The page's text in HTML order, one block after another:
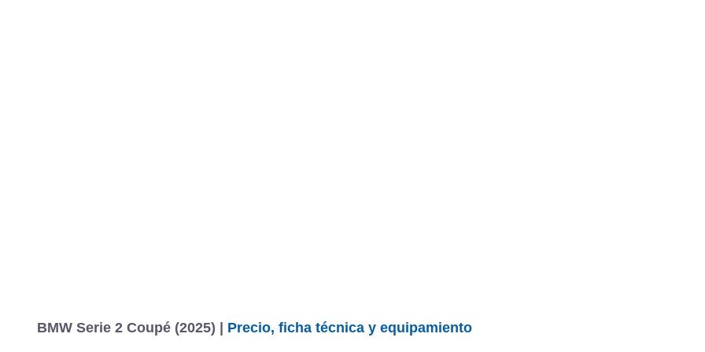
BMW Serie 2 Coupé (2025) | Precio, ficha técnica y equipamiento